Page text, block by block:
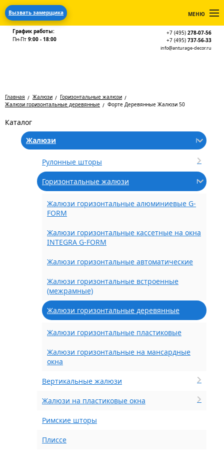
Вызвать замерщика МЕНЮ
График работы:
Пн-Пт 9:00 - 18:00
+7 (495) 278-07-56
+7 (495) 737-56-33
info@anturage-decor.ru
Главная Жалюзи
Горизонтальные жалюзи
Жалюзи горизонтальные деревянные
Форте Деревянные Жалюзи 50
Каталог
Жалюзи
Рулонные шторы
Горизонтальные жалюзи
Жалюзи горизонтальные алюминиевые G-
FORM
Жалюзи горизонтальные кассетные на окна
INTEGRA G-FORM
Жалюзи горизонтальные автоматические
Жалюзи горизонтальные встроенные
(межрамные)
Жалюзи горизонтальные деревянные
Жалюзи горизонтальные пластиковые
Жалюзи горизонтальные на мансардные
окна
Вертикальные жалюзи
Жалюзи на пластиковые окна
Римские шторы
Плиссе